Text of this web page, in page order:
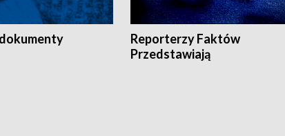
Reporterzy Faktów
Przedstawiają